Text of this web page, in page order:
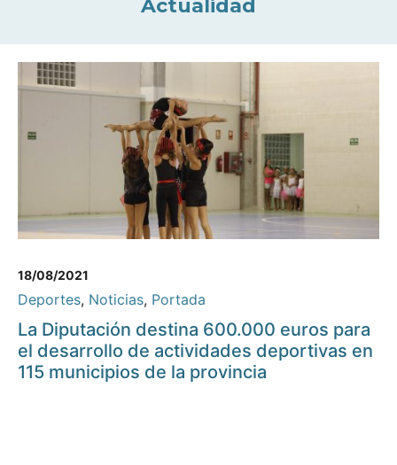
Actualidad
18/08/2021
Deportes, Noticias, Portada
La Diputación destina 600.000 euros para
el desarrollo de actividades deportivas en
115 municipios de la provincia